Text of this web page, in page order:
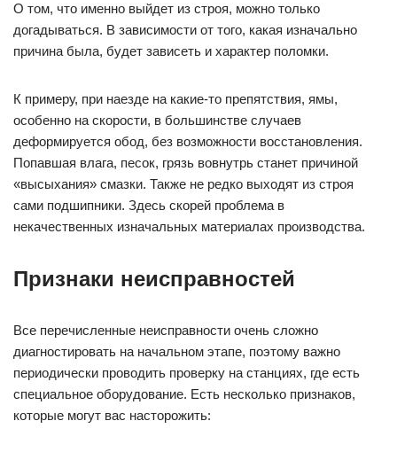
О том, что именно выйдет из строя, можно только
догадываться. В зависимости от того, какая изначально
причина была, будет зависеть и характер поломки.
К примеру, при наезде на какие-то препятствия, ямы,
особенно на скорости, в большинстве случаев
деформируется обод, без возможности восстановления.
Попавшая влага, песок, грязь вовнутрь станет причиной
«высыхания» смазки. Также не редко выходят из строя
сами подшипники. Здесь скорей проблема в
некачественных изначальных материалах производства.
Признаки неисправностей
Все перечисленные неисправности очень сложно
диагностировать на начальном этапе, поэтому важно
периодически проводить проверку на станциях, где есть
специальное оборудование. Есть несколько признаков,
которые могут вас насторожить: